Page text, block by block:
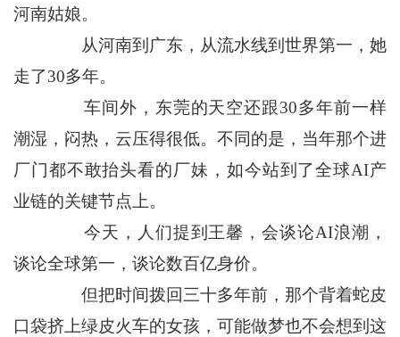
河南姑娘。
从河南到广东，从流水线到世界第一，她
走了30多年。
车间外，东莞的天空还跟30多年前一样
潮湿，闷热，云压得很低。不同的是，当年那个进
厂门都不敢抬头看的厂妹，如今站到了全球AI产
业链的关键节点上。
今天，人们提到王馨，会谈论AI浪潮，
谈论全球第一，谈论数百亿身价。
但把时间拨回三十多年前，那个背着蛇皮
口袋挤上绿皮火车的女孩，可能做梦也不会想到这